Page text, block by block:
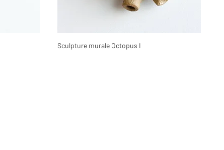
Sculpture murale Octopus I